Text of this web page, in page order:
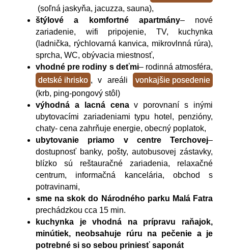
(soľná jaskyňa, jacuzza, sauna),
štýlové a komfortné apartmány– nové
zariadenie, wifi pripojenie, TV, kuchynka
(ladnička, rýchlovarná kanvica, mikrovlnná rúra),
sprcha, WC, obývacia miestnosť,
vhodné pre rodiny s deťmi– rodinná atmosféra,
detské ihrisko , v areáli
vonkajšie posedenie
(krb, ping-pongový stôl)
výhodná a lacná cenav porovnaní s inými
ubytovacími zariadeniami typu hotel, penzióny,
chaty- cena zahrňuje energie, obecný poplatok,
ubytovanie priamo v centre Terchovej–
dostupnosť banky, pošty, autobusovej zástavky,
blízko sú reštauračné zariadenia, relaxačné
centrum, informačná kancelária, obchod s
potravinami,
sme na skok do Národného parku Malá Fatra
prechádzkou cca 15 min.
kuchynka je vhodná na prípravu raňajok,
minútiek, neobsahuje rúru na pečenie a je
potrebné si so sebou priniesť saponát